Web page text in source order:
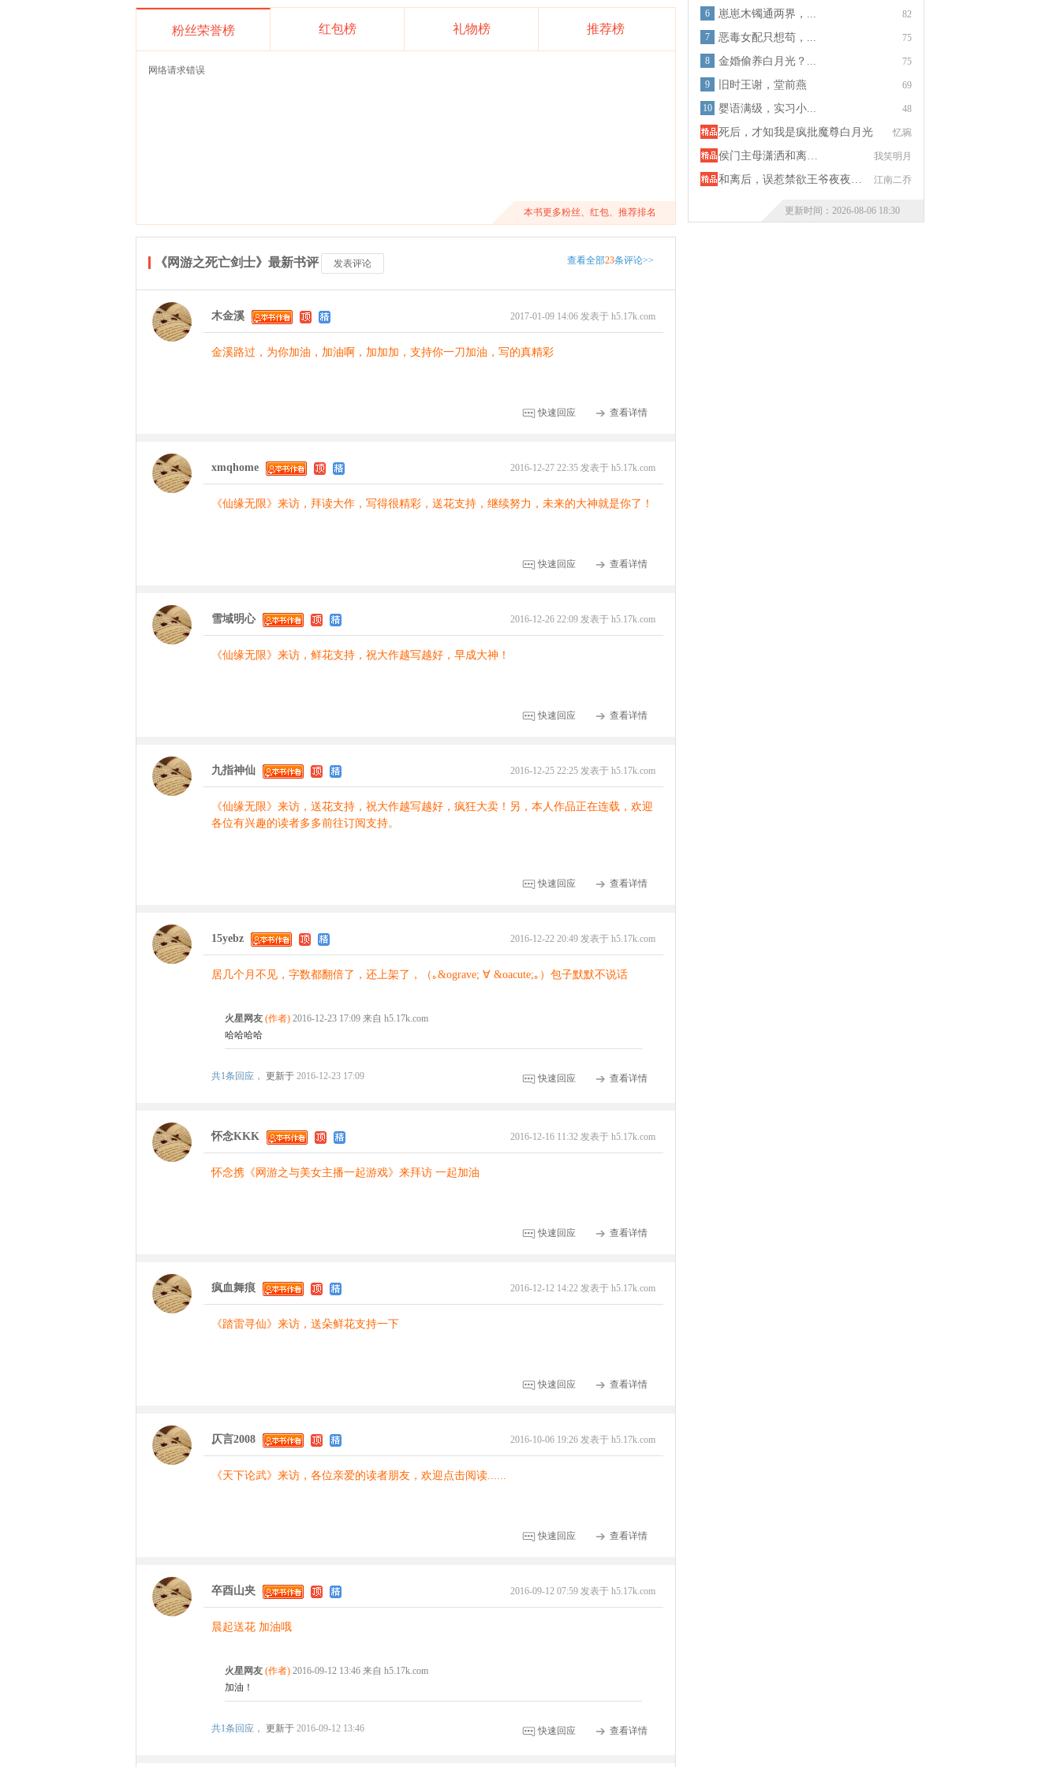
粉丝荣誉榜 红包榜 礼物榜 推荐榜
网络请求错误
本书更多粉丝、红包、推荐排名
查看全部23条评论>>
《网游之死亡剑士》最新书评 发表评论
2017-01-09 14:06 发表于 h5.17k.com
木金溪
金溪路过，为你加油，加油啊，加加加，支持你一刀加油，写的真精彩
快速回应 查看详情
2016-12-27 22:35 发表于 h5.17k.com
xmqhome
《仙缘无限》来访，拜读大作，写得很精彩，送花支持，继续努力，未来的大神就是你了！
快速回应 查看详情
2016-12-26 22:09 发表于 h5.17k.com
雪域明心
《仙缘无限》来访，鲜花支持，祝大作越写越好，早成大神！
快速回应 查看详情
2016-12-25 22:25 发表于 h5.17k.com
九指神仙
《仙缘无限》来访，送花支持，祝大作越写越好，疯狂大卖！另，本人作品正在连载，欢迎
各位有兴趣的读者多多前往订阅支持。
快速回应 查看详情
2016-12-22 20:49 发表于 h5.17k.com
15yebz
居几个月不见，字数都翻倍了，还上架了，（｡&ograve; ∀ &oacute;｡）包子默默不说话
火星网友 (作者) 2016-12-23 17:09 来自 h5.17k.com
哈哈哈哈
快速回应 查看详情
共1条回应， 更新于 2016-12-23 17:09
2016-12-16 11:32 发表于 h5.17k.com
怀念KKK
怀念携《网游之与美女主播一起游戏》来拜访 一起加油
快速回应 查看详情
2016-12-12 14:22 发表于 h5.17k.com
疯血舞痕
《踏雷寻仙》来访，送朵鲜花支持一下
快速回应 查看详情
2016-10-06 19:26 发表于 h5.17k.com
仄言2008
《天下论武》来访，各位亲爱的读者朋友，欢迎点击阅读......
快速回应 查看详情
2016-09-12 07:59 发表于 h5.17k.com
卒酉山夹
晨起送花 加油哦
火星网友 (作者) 2016-09-12 13:46 来自 h5.17k.com
加油！
快速回应 查看详情
共1条回应， 更新于 2016-09-12 13:46
82
6 崽崽木镯通两界，...
75
7 恶毒女配只想苟，...
75
8 金婚偷养白月光？...
69
9 旧时王谢，堂前燕
48
10 婴语满级，实习小...
忆琬
死后，才知我是疯批魔尊白月光
我笑明月
侯门主母潇洒和离…
江南二乔
和离后，误惹禁欲王爷夜夜…
更新时间：2026-08-06 18:30